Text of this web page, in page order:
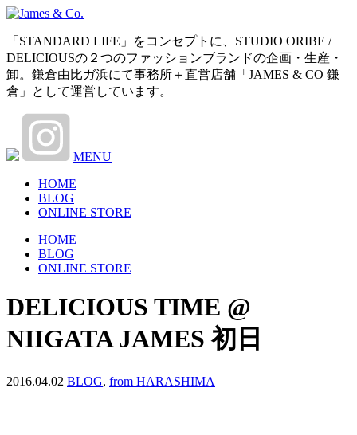
「STANDARD LIFE」をコンセプトに、STUDIO ORIBE /
DELICIOUSの２つのファッションブランドの企画・生産・
卸。鎌倉由比ガ浜にて事務所＋直営店舗「JAMES & CO 鎌
倉」として運営しています。
MENU
HOME
BLOG
ONLINE STORE
HOME
BLOG
ONLINE STORE
DELICIOUS TIME @
NIIGATA JAMES 初日
2016.04.02 BLOG, from HARASHIMA